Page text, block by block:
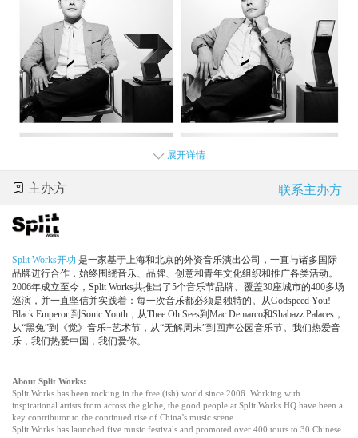
Neon Indian 的音乐比起那些排行榜前
注的青年才俊。
- Pitchfork
Neon Indian完美示范了电子音乐究竟该怎么做，赶快踏上他的音乐
旅程吧！- NME
展开详情
主办方 联系主办方
Split Works开功 是一家基于上海和北京的外资音乐演出公司，一直与诸多国际
品牌进行合作，始终围绕音乐、品牌、创意和青年文化组织和推广各类活动。
2006年成立至今， Split Works共推出了5个音乐节品牌、覆盖30座城市的400多场
巡演，并一直坚信并实践着：每一次音乐都必须是独特的。从Godspeed You!
Black Emperor 到 Sonic Youth ，从Thee Oh Sees到 Mac Demarco和Shabazz Palaces ，
从“黑兔”到《觉》音乐+艺术节，从“无解周末”到回声公园音乐节。我们热爱音
乐，我们热爱中国，我们爱你。
About Split Works:
Split Works has been rocking in the free (ish) world since 2006. Working with
inspirational artists from across the globe, the good people at Split Works HQ have been a
key contributor to the continued rise of China’s music scene.
Split Works has launched five music festivals and promoted over 400 tours to 30 Chinese